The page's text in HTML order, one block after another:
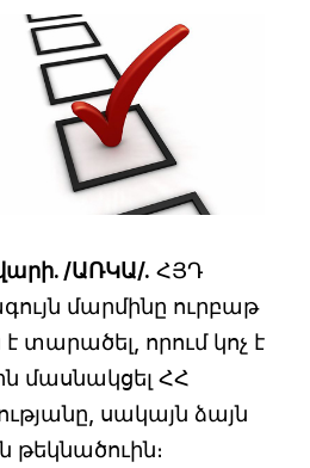
/ԱՌԿԱ/. ՀՅԴ
մարմինը ուրբաթ
տարածել, որում կոչ է
մասնակցել ՀՀ
սակայն ձայն
թեկնածուին։